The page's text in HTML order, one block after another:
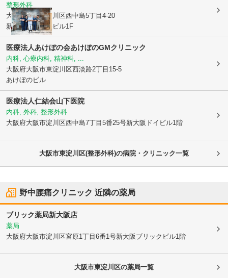
整形外科
大阪府大阪市淀川区西中島5丁目4-20
新大阪駅前中央ビル1F
医療法人あけぼの会あけぼのGMクリニック
内科, 心療内科, 精神科, ...
大阪府大阪市東淀川区西淡路2丁目15-5
あけぼのビル
医療法人仁結会山下医院
内科, 外科, 整形外科
大阪府大阪市淀川区西中島7丁目5番25号新大阪ドイビル1階
大阪市東淀川区(整形外科)の病院・クリニック一覧
野中腰痛クリニック 近隣の薬局
ブリック薬局新大阪店
薬局
大阪府大阪市淀川区宮原1丁目6番1号新大阪ブリックビル1階
大阪市東淀川区の薬局一覧